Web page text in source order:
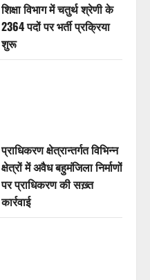
शिक्षा विभाग में चतुर्थ श्रेणी के
2364 पदों पर भर्ती प्रक्रिया
शुरू
प्राधिकरण क्षेत्रान्तर्गत विभिन्न
क्षेत्रों में अवैध बहुमंजिला निर्माणों
पर प्राधिकरण की सख़्त
कार्रवाई